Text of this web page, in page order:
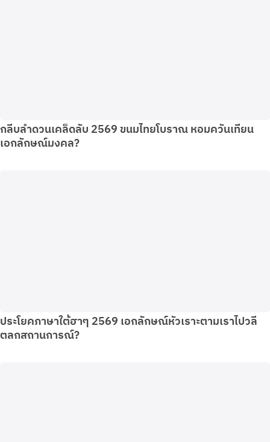
กลีบลำดวนเคล็ดลับ 2569 ขนมไทยโบราณ หอมควันเทียน
เอกลักษณ์มงคล?
ประโยคภาษาใต้ฮาๆ 2569 เอกลักษณ์หัวเราะตามเราไปวลี
ตลกสถานการณ์?